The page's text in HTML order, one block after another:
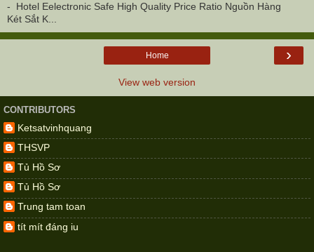
- Hotel Eelectronic Safe High Quality Price Ratio‎ Nguồn Hàng
Két Sắt K...
›
Home
View web version
CONTRIBUTORS
Ketsatvinhquang
THSVP
Tủ Hồ Sơ
Tủ Hồ Sơ
Trung tam toan
tít mít đáng iu